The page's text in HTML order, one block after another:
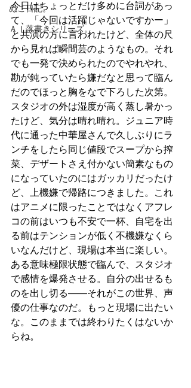
ぬこ日記。
ＡＩ落書きシリーズ。
今日はちょっとだけ多めに台詞があっ
て、「今回は活躍じゃないですかー」
と共演の方に言われたけど、全体の尺
から見れば瞬間芸のようなもの。それ
でも一発で決められたのでやれやれ、
勘が鈍っていたら嫌だなと思って臨ん
だのでほっと胸をなで下ろした次第。
スタジオの外は湿度が高く蒸し暑かっ
たけど、気分は晴れ晴れ。ジュニア時
代に通った中華屋さんで久しぶりにラ
ンチをしたら同じ値段でスープから搾
菜、デザートさえ付かない簡素なもの
になっていたのにはガッカリだったけ
ど、上機嫌で帰路につきました。これ
はアニメに限ったことではなくアフレ
コの前はいつも不安で一杯、自宅を出
る前はテンションが低く不機嫌なくら
いなんだけど、現場は本当に楽しい。
ある意味極限状態で臨んで、スタジオ
で感情を爆発させる。自分の出せるも
のを出し切る――それがこの世界、声
優の仕事なのだ。もっと現場に出たい
な。このままでは終わりたくはないか
らね。